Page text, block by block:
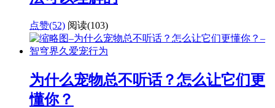
点赞(52) 阅读(103)
为什么宠物总不听话？怎么让它们更
懂你？